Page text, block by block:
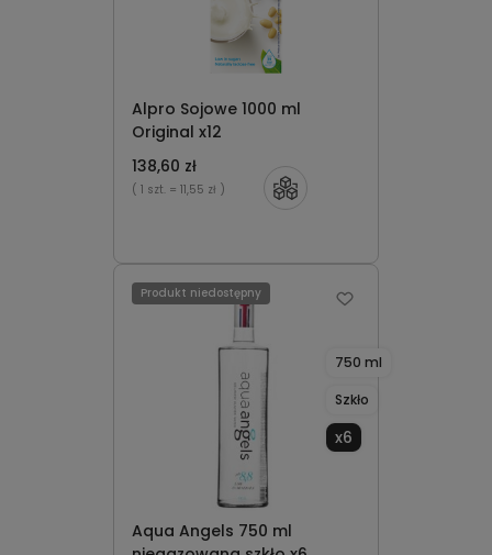
Alpro Sojowe 1000 ml
Original x12
138,60 zł
( 1 szt. = 11,55 zł )
Aqua Angels 750 ml
750 ml
Szkło
x6
Produkt niedostępny